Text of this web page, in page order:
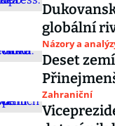
globální
Názory a
Deset
Zahraniční